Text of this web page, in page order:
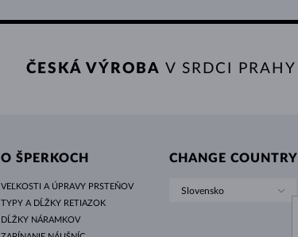
ČESKÁ VÝROBA V SRDCI PRAHY
O ŠPERKOCH
VEĽKOSTI A ÚPRAVY PRSTEŇOV
TYPY A DĹŽKY RETIAZOK
DĹŽKY NÁRAMKOV
CHANGE COUNTRY
Slovensko